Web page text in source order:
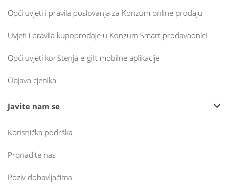
Opći uvjeti i pravila poslovanja za Konzum online prodaju
Uvjeti i pravila kupoprodaje u Konzum Smart prodavaonici
Opći uvjeti korištenja e-gift mobilne aplikacije
Objava cjenika
Javite nam se
Korisnička podrška
Pronađite nas
Poziv dobavljačima